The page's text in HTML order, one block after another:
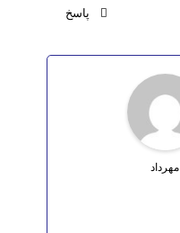
پاسخ
مهرداد